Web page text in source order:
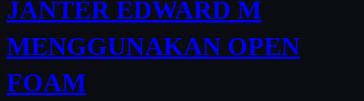
.
‘
JANTER EDWARD M
MENGGUNAKAN OPEN
FOAM